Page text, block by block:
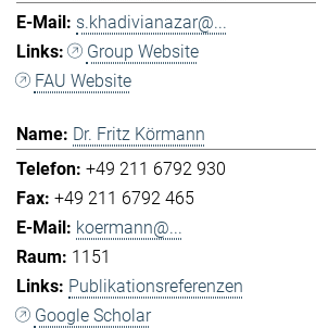
s.khadivianazar@...
Group Website
FAU Website
Dr. Fritz Körmann
+49 211 6792 930
+49 211 6792 465
koermann@...
1151
Publikationsreferenzen
Google Scholar